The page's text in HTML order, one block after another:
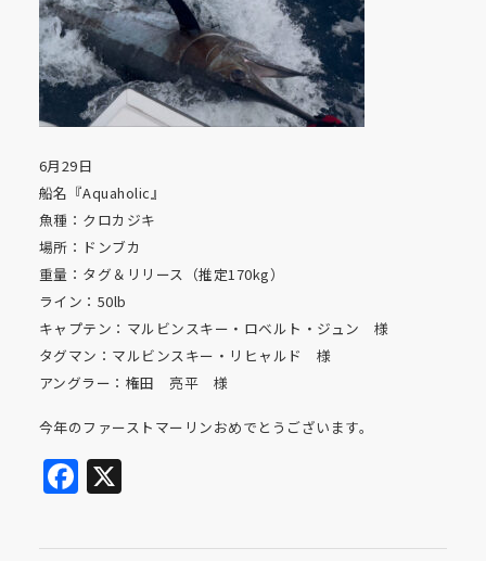
6月29日
船名『Aquaholic』
魚種：クロカジキ
場所：ドンブカ
重量：タグ＆リリース（推定170kg）
ライン：50lb
キャプテン：マルビンスキー・ロベルト・ジュン 様
タグマン：マルビンスキー・リヒャルド 様
アングラー：権田 亮平 様
今年のファーストマーリンおめでとうございます。
Facebook
X